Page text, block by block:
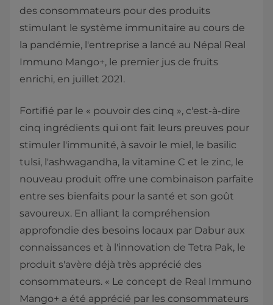
des consommateurs pour des produits
stimulant le système immunitaire au cours de
la pandémie, l'entreprise a lancé au Népal Real
Immuno Mango+, le premier jus de fruits
enrichi, en juillet 2021.
Fortifié par le « pouvoir des cinq », c'est-à-dire
cinq ingrédients qui ont fait leurs preuves pour
stimuler l'immunité, à savoir le miel, le basilic
tulsi, l'ashwagandha, la vitamine C et le zinc, le
nouveau produit offre une combinaison parfaite
entre ses bienfaits pour la santé et son goût
savoureux. En alliant la compréhension
approfondie des besoins locaux par Dabur aux
connaissances et à l'innovation de Tetra Pak, le
produit s'avère déjà très apprécié des
consommateurs. « Le concept de Real Immuno
Mango+ a été apprécié par les consommateurs